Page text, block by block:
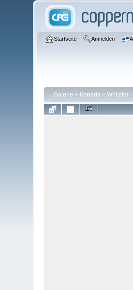
Startseite Anmelden
Galerie > Kanada> Whistler